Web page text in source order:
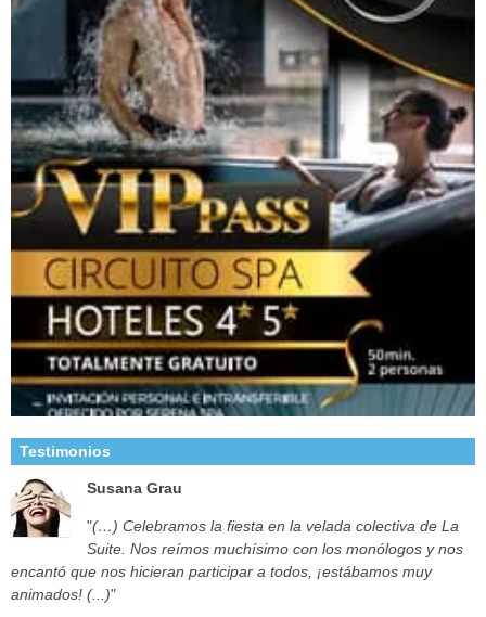
Testimonios
Susana Grau
"(…) Celebramos la fiesta en la velada colectiva de La
Suite. Nos reímos muchísimo con los monólogos y nos
encantó que nos hicieran participar a todos, ¡estábamos muy
animados! (...)"